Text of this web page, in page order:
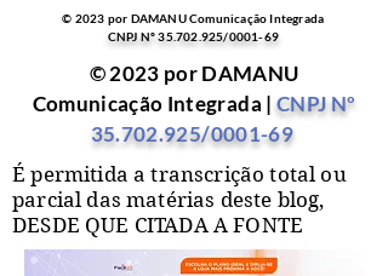
© 2023 por DAMANU Comunicação Integrada
CNPJ Nº35.702.925/0001-69
© 2023 por DAMANU
Comunicação Integrada | CNPJ Nº
35.702.925/0001-69
É permitida a transcrição total ou
parcial das matérias deste blog,
DESDE QUE CITADA A FONTE